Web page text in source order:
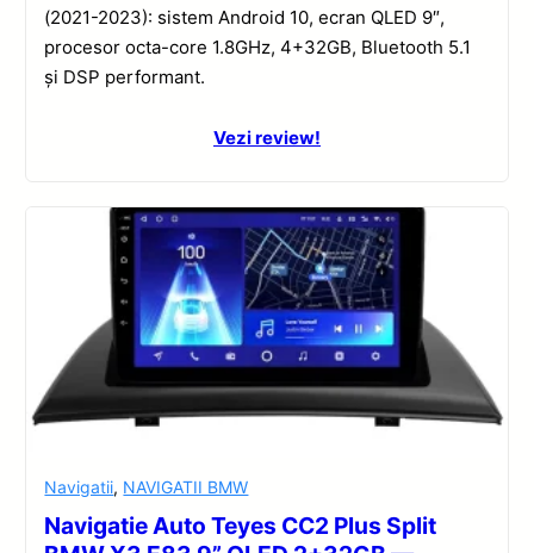
(2021-2023): sistem Android 10, ecran QLED 9″,
procesor octa-core 1.8GHz, 4+32GB, Bluetooth 5.1
și DSP performant.
Vezi review!
Navigatii, NAVIGATII BMW
Navigatie Auto Teyes CC2 Plus Split